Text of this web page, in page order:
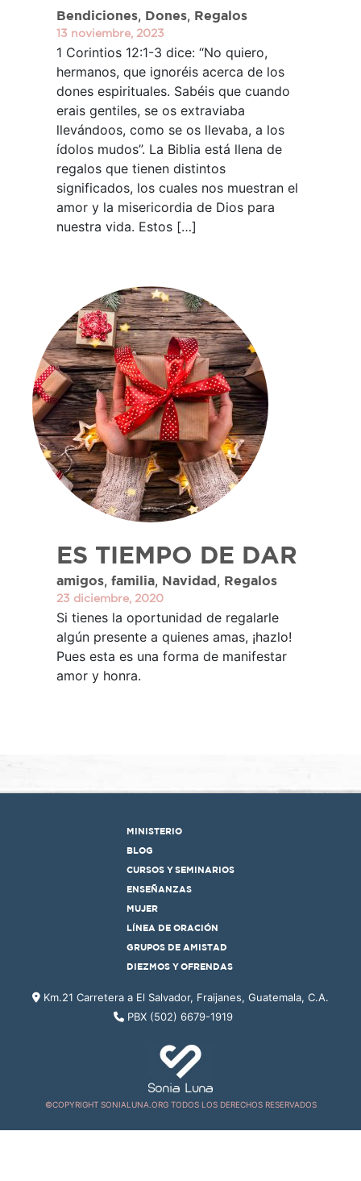
Bendiciones, Dones, Regalos
13 noviembre, 2023
1 Corintios 12:1-3 dice: “No quiero,
hermanos, que ignoréis acerca de los
dones espirituales. Sabéis que cuando
erais gentiles, se os extraviaba
llevándoos, como se os llevaba, a los
ídolos mudos”. La Biblia está llena de
regalos que tienen distintos
significados, los cuales nos muestran el
amor y la misericordia de Dios para
nuestra vida. Estos […]
ES TIEMPO DE DAR
amigos, familia, Navidad , Regalos
23 diciembre, 2020
Si tienes la oportunidad de regalarle
algún presente a quienes amas, ¡hazlo!
Pues esta es una forma de manifestar
amor y honra.
MINISTERIO
BLOG
CURSOS Y SEMINARIOS
ENSEÑANZAS
MUJER
LÍNEA DE ORACIÓN
GRUPOS DE AMISTAD
DIEZMOS Y OFRENDAS
Km.21 Carretera a El Salvador, Fraijanes, Guatemala, C.A.
PBX (502) 6679-1919
©COPYRIGHT SONIALUNA.ORG TODOS LOS DERECHOS RESERVADOS